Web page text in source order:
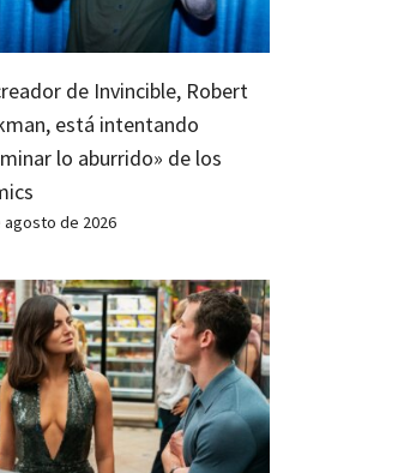
de Invincible, Robert
está intentando
lo aburrido» de los
agosto de 2026